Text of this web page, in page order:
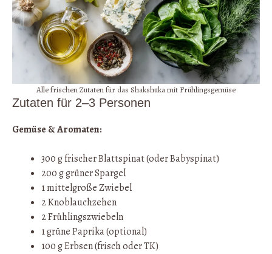
Alle frischen Zutaten für das Shakshuka mit Frühlingsgemüse
Zutaten für 2–3 Personen
Gemüse & Aromaten:
300 g frischer Blattspinat (oder Babyspinat)
200 g grüner Spargel
1 mittelgroße Zwiebel
2 Knoblauchzehen
2 Frühlingszwiebeln
1 grüne Paprika (optional)
100 g Erbsen (frisch oder TK)